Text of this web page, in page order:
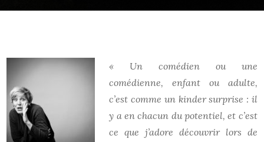
« Un comédien ou une
comédienne, enfant ou adulte,
c’est comme un kinder surprise : il
y a en chacun du potentiel, et c’est
ce que j’adore découvrir lors de